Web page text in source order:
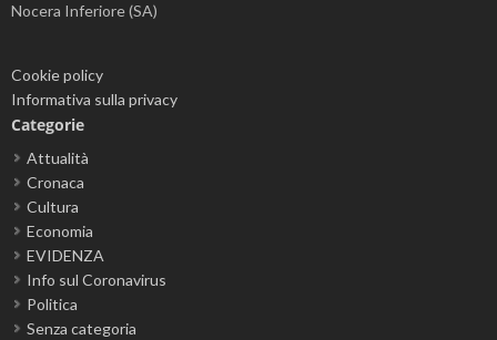
Nocera Inferiore (SA)
Cookie policy
Informativa sulla privacy
Categorie
Attualità
Cronaca
Cultura
Economia
EVIDENZA
Info sul Coronavirus
Politica
Senza categoria